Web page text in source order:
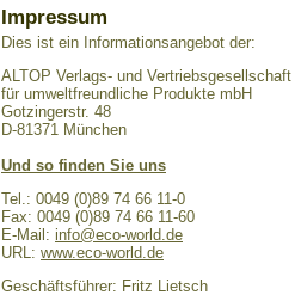
Impressum
Dies ist ein Informationsangebot der:
ALTOP Verlags- und Vertriebsgesellschaft
für umweltfreundliche Produkte mbH
Gotzingerstr. 48
D-81371 München
Und so finden Sie uns
Tel.: 0049 (0)89 74 66 11-0
Fax: 0049 (0)89 74 66 11-60
E-Mail: info@eco-world.de
URL: www.eco-world.de
Geschäftsführer: Fritz Lietsch